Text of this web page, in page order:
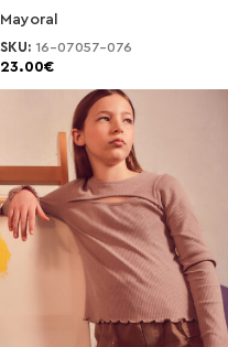
Mayoral
SKU: 16-07057-076
23.00€